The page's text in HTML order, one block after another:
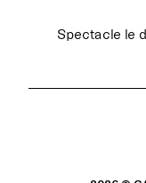
Spectacle le